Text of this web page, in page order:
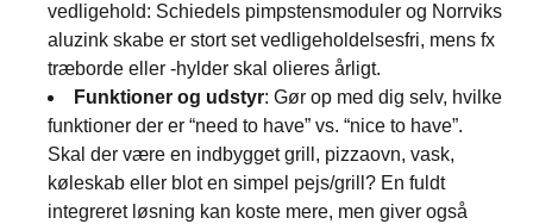
vedligehold: Schiedels pimpstensmoduler og Norrviks
aluzink skabe er stort set vedligeholdelsesfri, mens fx
træborde eller -hylder skal olieres årligt.
Funktioner og udstyr: Gør op med dig selv, hvilke
funktioner der er “need to have” vs. “nice to have”.
Skal der være en indbygget grill, pizzaovn, vask,
køleskab eller blot en simpel pejs/grill? En fuldt
integreret løsning kan koste mere, men giver også